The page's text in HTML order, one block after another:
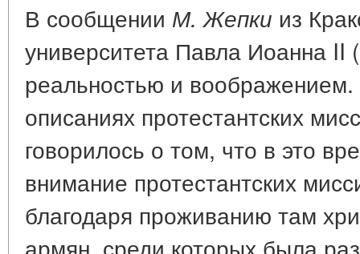
В сообщении М. Жепки из
университета Павла Иоанна
реальностью и воображением.
описаниях протестантских
говорилось о том, что в это
внимание протестантских
благодаря проживанию там